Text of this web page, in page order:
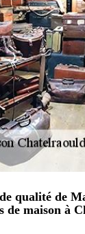
qualité de
de maison à